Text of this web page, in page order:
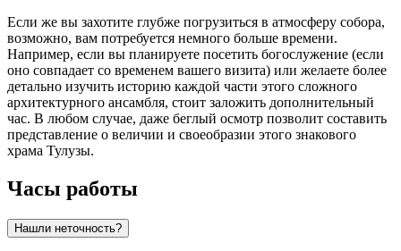
Если же вы захотите глубже погрузиться в атмосферу собора,
возможно, вам потребуется немного больше времени.
Например, если вы планируете посетить богослужение (если
оно совпадает со временем вашего визита) или желаете более
детально изучить историю каждой части этого сложного
архитектурного ансамбля, стоит заложить дополнительный
час. В любом случае, даже беглый осмотр позволит составить
представление о величии и своеобразии этого знакового
храма Тулузы.
Часы работы
Нашли неточность?